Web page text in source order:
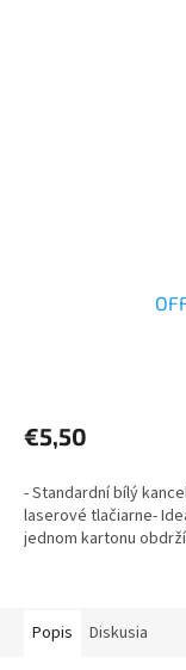
€5,50
- Standardní bílý
laserové tlačiarne-
jednom kartonu
Popis Diskusia